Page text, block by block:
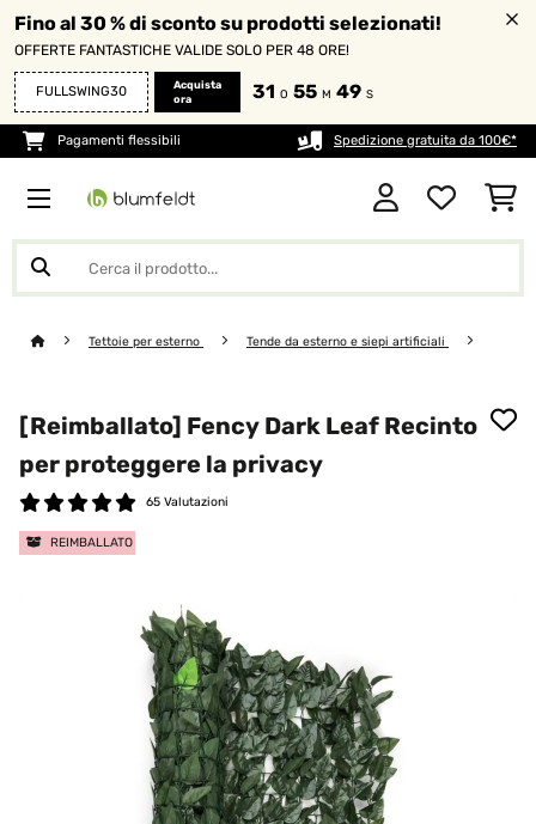
Fino al 30 % di sconto su prodotti selezionati!
OFFERTE FANTASTICHE VALIDE SOLO PER 48 ORE!
FULLSWING30
Acquista
ora
31 O 55 M 48 S
Pagamenti flessibili Spedizione gratuita da 100€*
Tettoie per esterno Tende da esterno e siepi artificiali
[Reimballato] Fency Dark Leaf Recinto
per proteggere la privacy
65 Valutazioni
REIMBALLATO